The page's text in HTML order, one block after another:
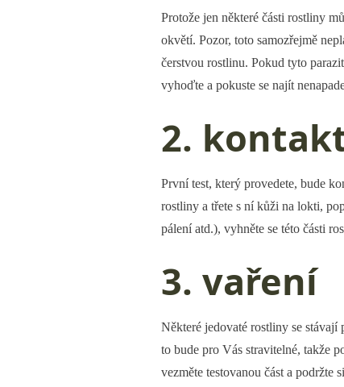
Protože jen některé části rostliny
okvětí. Pozor, toto samozřejmě
čerstvou rostlinu. Pokud tyto
vyhoďte a pokuste se najít
2.
První test, který provedete, bude
rostliny a třete s ní kůži na lokti,
pálení atd.), vyhněte se této části
3. vaření
Některé jedovaté rostliny se
to bude pro Vás stravitelné, takže
vezměte testovanou část a